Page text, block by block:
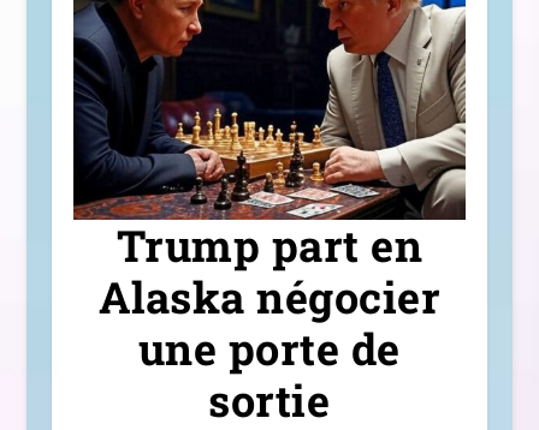
Trump part en
Alaska négocier
une porte de
sortie